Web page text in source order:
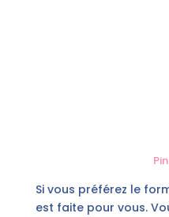
Si vous préférez le
est faite pour vous.